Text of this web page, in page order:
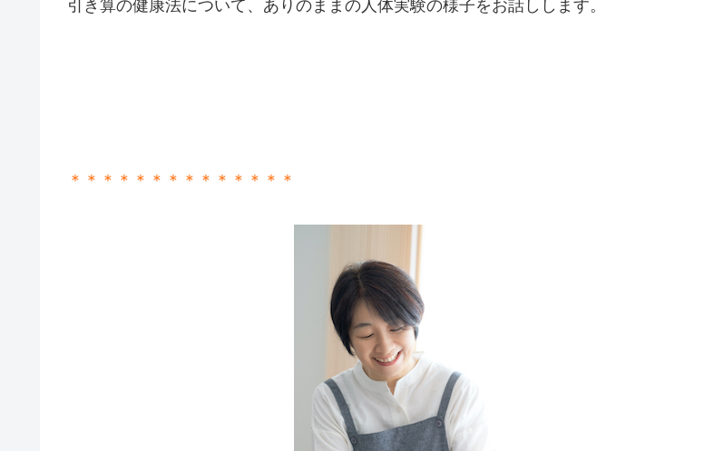
引き算の健康法について、ありのままの人体実験の様子をお話しします。
＊＊＊＊＊＊＊＊＊＊＊＊＊＊